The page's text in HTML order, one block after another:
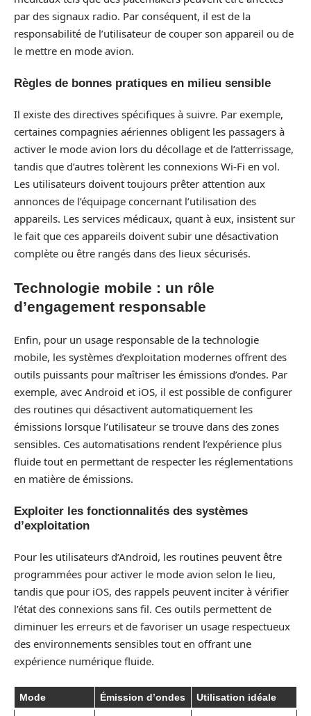
par des signaux radio. Par conséquent, il est de la
responsabilité de l’utilisateur de couper son appareil ou de
le mettre en mode avion.
Règles de bonnes pratiques en milieu sensible
Il existe des directives spécifiques à suivre. Par exemple,
certaines compagnies aériennes obligent les passagers à
activer le mode avion lors du décollage et de l’atterrissage,
tandis que d’autres tolèrent les connexions Wi-Fi en vol.
Les utilisateurs doivent toujours prêter attention aux
annonces de l’équipage concernant l’utilisation des
appareils. Les services médicaux, quant à eux, insistent sur
le fait que ces appareils doivent subir une désactivation
complète ou être rangés dans des lieux sécurisés.
Technologie mobile : un rôle
d’engagement responsable
Enfin, pour un usage responsable de la technologie
mobile, les systèmes d’exploitation modernes offrent des
outils puissants pour maîtriser les émissions d’ondes. Par
exemple, avec Android et iOS, il est possible de configurer
des routines qui désactivent automatiquement les
émissions lorsque l’utilisateur se trouve dans des zones
sensibles. Ces automatisations rendent l’expérience plus
fluide tout en permettant de respecter les réglementations
en matière de émissions.
Exploiter les fonctionnalités des systèmes
d’exploitation
Pour les utilisateurs d’Android, les routines peuvent être
programmées pour activer le mode avion selon le lieu,
tandis que pour iOS, des rappels peuvent inciter à vérifier
l’état des connexions sans fil. Ces outils permettent de
diminuer les erreurs et de favoriser un usage respectueux
des environnements sensibles tout en offrant une
expérience numérique fluide.
Mode Émission d’ondes Utilisation idéale